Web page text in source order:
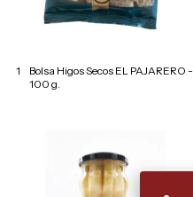
1
Bolsa Higos Secos EL PAJARERO -
100 g.